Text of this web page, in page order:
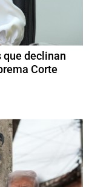
que declinan
Corte